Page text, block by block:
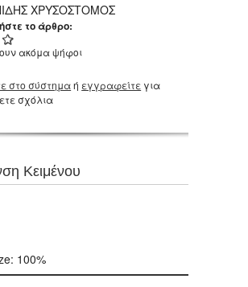
ΧΡΥΣΟΣΤΟΜΟΣ
το άρθρο:
ακόμα ψήφοι
στο σύστημαή εγγραφείτε για
σχόλια
Κειμένου
100%